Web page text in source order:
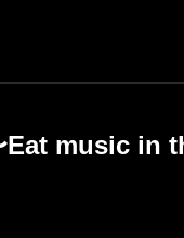
music in